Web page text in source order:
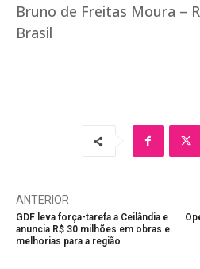
Bruno de Freitas Moura –
Brasil
ANTERIOR
GDF leva força-tarefa a Ceilândia e
anuncia R$ 30 milhões em obras e
melhorias para a região